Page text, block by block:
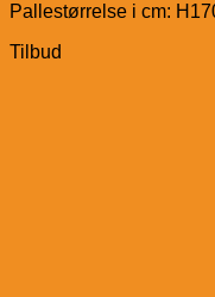
Pallestørrelse i cm:
Tilbud